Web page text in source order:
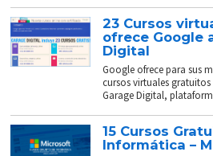
23 Cursos
ofrece Google
Digital
Google ofrece para sus
cursos virtuales
Garage Digital,
15 Cursos
Informática –